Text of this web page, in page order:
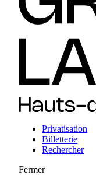
Privatisation
Billetterie
Rechercher
Fermer